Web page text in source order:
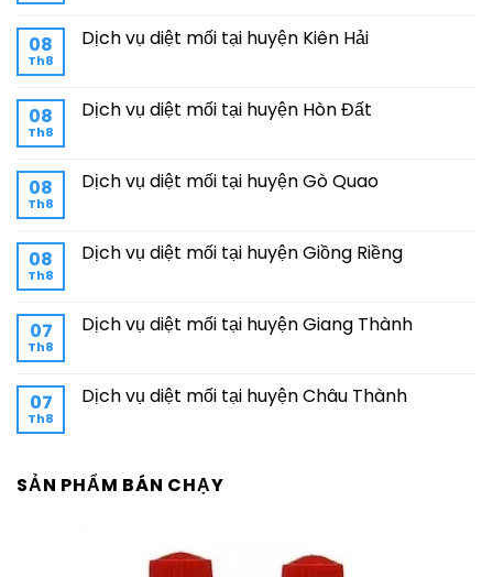
08
Th8
Dịch vụ diệt mối tại huyện Kiên Hải
08
Th8
Dịch vụ diệt mối tại huyện Hòn Đất
08
Th8
Dịch vụ diệt mối tại huyện Gò Quao
08
Th8
Dịch vụ diệt mối tại huyện Giồng Riềng
07
Th8
Dịch vụ diệt mối tại huyện Giang Thành
07
Th8
Dịch vụ diệt mối tại huyện Châu Thành
SẢN PHẨM BÁN CHẠY